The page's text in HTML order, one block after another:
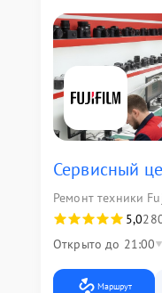
Сервисный
Ремонт техники
5,0
Открыто до 21:00
Маршрут